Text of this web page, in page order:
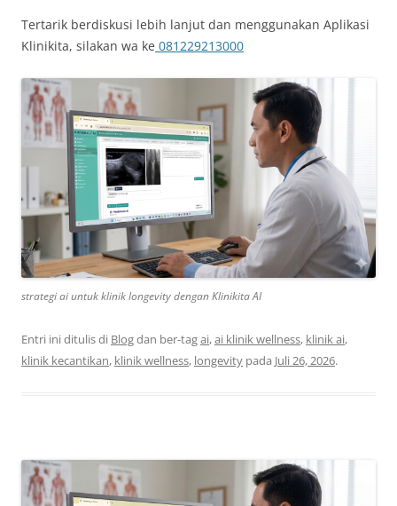
Tertarik berdiskusi lebih lanjut dan menggunakan Aplikasi
Klinikita, silakan wa ke 081229213000
strategi ai untuk klinik longevity dengan Klinikita AI
Entri ini ditulis di Blogdan ber-tagai,ai klinik wellness, klinik ai,
klinik kecantikan, klinik wellness, longevity pada Juli 26, 2026.